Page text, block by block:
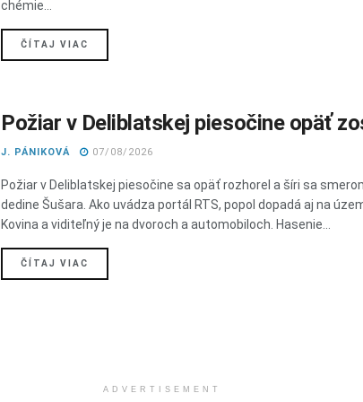
chémie...
ČÍTAJ VIAC
Požiar v Deliblatskej piesočine opäť
J. PÁNIKOVÁ 07/08/2026
Požiar v Deliblatskej piesočine sa opäť rozhorel a šíri sa
dedine Šušara. Ako uvádza portál RTS, popol dopadá aj na
Kovina a viditeľný je na dvoroch a automobiloch. Hasenie...
ČÍTAJ VIAC
ADVERTISEMENT